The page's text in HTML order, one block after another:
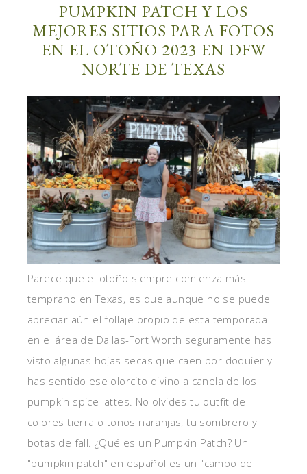
PUMPKIN PATCH Y LOS
MEJORES SITIOS PARA FOTOS
EN EL OTOÑO 2023 EN DFW
NORTE DE TEXAS
Parece que el otoño siempre comienza más
temprano en Texas, es que aunque no se puede
apreciar aún el follaje propio de esta temporada
en el área de Dallas-Fort Worth seguramente has
visto algunas hojas secas que caen por doquier y
has sentido ese olorcito divino a canela de los
pumpkin spice lattes. No olvides tu outfit de
colores tierra o tonos naranjas, tu sombrero y
botas de fall. ¿Qué es un Pumpkin Patch? Un
"pumpkin patch" en español es un "campo de